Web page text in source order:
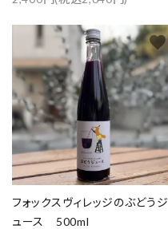
フォックスヴィレッジのぶどうジ
ュース 500ml
favorite